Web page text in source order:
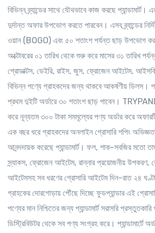
বিভিন্ন ব্র্যান্ডের সাথে যৌথভাবে কাজ করছে প্যান্ডামার্ট।
দুর্দান্ত অফার উপভোগ করতে পারবেন। এসব ব্র্যান্ডের
ওয়ান (BOGO) এবং ৫০ শতাংশ পর্যন্ত ছাড় উপভোগ
অক্টোবরের ০১ তারিখ থেকে শুরু করে মাসের ৩১ তারিখ
প্রোডাক্টস, ডেইরি, রাইস, জুস, ফ্রোজেন আইটেম,
বিভিন্ন পণ্যে গ্রাহকদের জন্য থাকবে আকর্ষণীয় ডিলস।
প্রথম দুইটি অর্ডারে ৩০ শতাংশ ছাড় পাবেন।
করে নূন্যতম ৩০০ টাকা সমমূল্যের পণ্য অর্ডার করে
এক বছর ধরে গ্রাহকদের অনলাইন গ্রোসারি শপিং
আনন্দদায়ক করেছে প্যান্ডামার্ট। ফল, শাক-সবজির মতো
স্ন্যাকস, ফ্রোজেন আইটেম, রান্নার প্রয়োজনীয় উপকরণ,
আইটেমসহ সব ধরণের গ্রোসারি আইটেম দিন-রাত ২৪ ঘণ্টা
গ্রাহকের দোরগোড়ায় পৌঁছে দিচ্ছে ফুডপ্যান্ডার এই
পণ্যের মান নিশ্চিতের জন্য প্যান্ডামার্ট সরাসরি
ডিস্ট্রিবিউটর থেকে সব পণ্য সংগ্রহ করে। প্যান্ডামার্টে